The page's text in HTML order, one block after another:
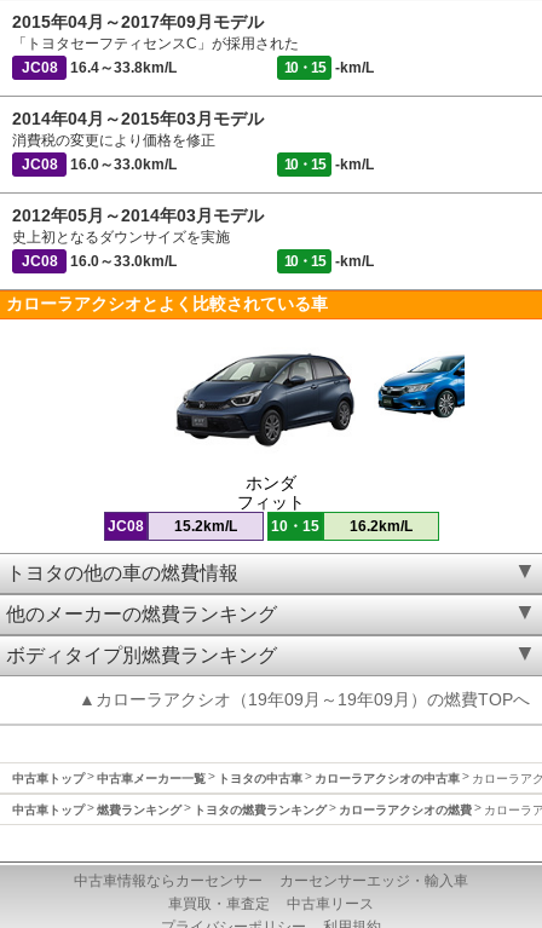
2015年04月～2017年09月モデル
「トヨタセーフティセンスC」が採用された
JC08
16.4～33.8km/L 10・15 -km/L
2014年04月～2015年03月モデル
消費税の変更により価格を修正
JC08
16.0～33.0km/L 10・15 -km/L
2012年05月～2014年03月モデル
史上初となるダウンサイズを実施
JC08
16.0～33.0km/L 10・15 -km/L
カローラアクシオとよく比較されている車
ホンダ
フィット
JC08 15.2km/L 10・15 16.2km/L
トヨタの他の車の燃費情報
他のメーカーの燃費ランキング
ボディタイプ別燃費ランキング
▲カローラアクシオ（19年09月～19年09月）の燃費TOPへ
中古車トップ 中古車メーカー一覧 トヨタの中古車 カローラアクシオの中古車 カローラア
中古車トップ 燃費ランキング トヨタの燃費ランキング カローラアクシオの燃費 カローラ
中古車情報ならカーセンサー
カーセンサーエッジ・輸入車
車買取・車査定
中古車リース